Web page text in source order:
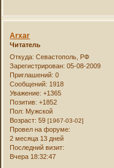
Arxar
Читатель
Откуда: Севастополь, РФ
Зарегистрирован: 05-08-2009
Приглашений: 0
Сообщений: 1918
Уважение: +1365
Позитив: +1852
Пол: Мужской
Возраст: 59[1967-03-02]
Провел на форуме:
2 месяца 13 дней
Последний визит:
Вчера 18:32:47